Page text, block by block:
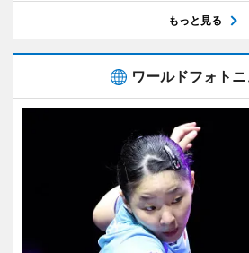
もっと見る
ワールドフォト